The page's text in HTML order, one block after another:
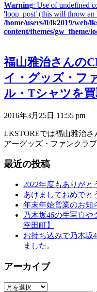
Warning: Use of undefined
'loop_post' (this will throw
/home/users/0/lk2019/web/
content/themes/gw_theme/
福山雅治さんの
イ・グッズ・フ
ル・Tシャツを買
2016年3月25日 11:55 pm
LKSTOREでは福山雅治
アーグッズ・ファンクラ
最近の投稿
2022年度もありがと
あけましておめでと
年末年始営業のお知
乃木坂46の生写真や
幸田町】
お持ち込みで乃木坂
ました。
アーカイブ
ア